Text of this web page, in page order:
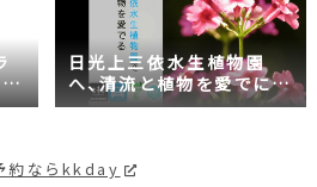
日光上三依水生植物園
へ、清流と植物を愛でに
【プチ日光】
約ならkkday